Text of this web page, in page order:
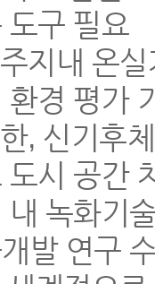
도구 필요
지내 온
환경 평가
, 신기후
도시 공간
내 녹화기
발 연구